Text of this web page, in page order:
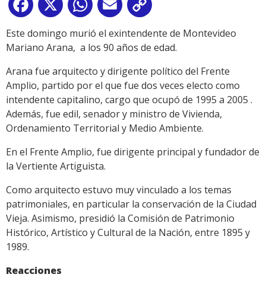
Facebook
X WhatsApp
Email
Link
Este domingo murió el exintendente de Montevideo
Mariano Arana, a los 90 años de edad.
Arana fue arquitecto y dirigente político del Frente
Amplio, partido por el que fue dos veces electo como
intendente capitalino, cargo que ocupó de 1995 a 2005 .
Además, fue edil, senador y ministro de Vivienda,
Ordenamiento Territorial y Medio Ambiente.
En el Frente Amplio, fue dirigente principal y fundador de
la Vertiente Artiguista.
Como arquitecto estuvo muy vinculado a los temas
patrimoniales, en particular la conservación de la Ciudad
Vieja. Asimismo, presidió la Comisión de Patrimonio
Histórico, Artístico y Cultural de la Nación, entre 1895 y
1989.
Reacciones